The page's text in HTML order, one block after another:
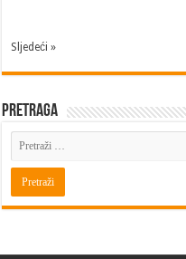
Sljedeći »
Pretraga